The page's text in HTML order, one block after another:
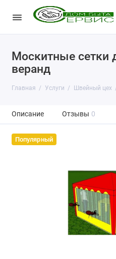
Москитные сетки
веранд
Главная Услуги Швейный цех
Описание Отзывы 0
Популярный